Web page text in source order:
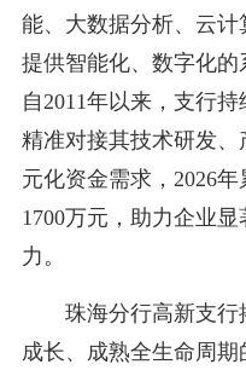
能、大数据分析、云
提供智能化、数字化的
自2011年以来，支行
精准对接其技术研发
元化资金需求，2026
1700万元，助力企业
力。
珠海分行高新支行
成长、成熟全生命周期